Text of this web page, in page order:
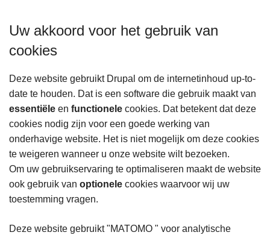
Uw akkoord voor het gebruik van
cookies
Deze website gebruikt Drupal om de internetinhoud up-to-
date te houden. Dat is een software die gebruik maakt van
essentiële en functionele cookies. Dat betekent dat deze
cookies nodig zijn voor een goede werking van
onderhavige website. Het is niet mogelijk om deze cookies
te weigeren wanneer u onze website wilt bezoeken.
Om uw gebruikservaring te optimaliseren maakt de website
ook gebruik van optionele cookies waarvoor wij uw
toestemming vragen.
Deze website gebruikt "MATOMO " voor analytische